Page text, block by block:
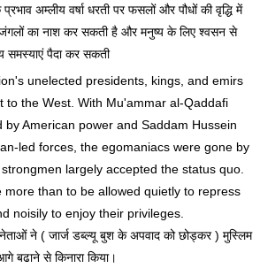
प्रभाव अम्लीय वर्षा धरती पर फसलों और पौधों की वृद्धि में
का नाश कर सकती है और मनुष्य के लिए श्वसन से
समस्याएं पैदा कर सकती
unelected presidents, kings, and emirs
to the West. With Mu'ammar al-Qaddafi
by American power and Saddam Hussein
led forces, the egomaniacs were gone by
largely accepted the status quo.
more than to be allowed quietly to repress
noisily to enjoy their privileges.
नेताओं ने ( जार्ज डब्ल्यू बुश के अपवाद को छोड्कर ) मुस्लिम
बढाने से किनारा किया।